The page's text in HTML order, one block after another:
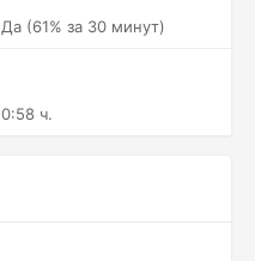
Да (61% за 30 минут)
0:58 ч.